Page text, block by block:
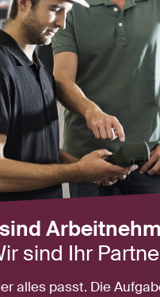
sind Ihr
alles passt. Die